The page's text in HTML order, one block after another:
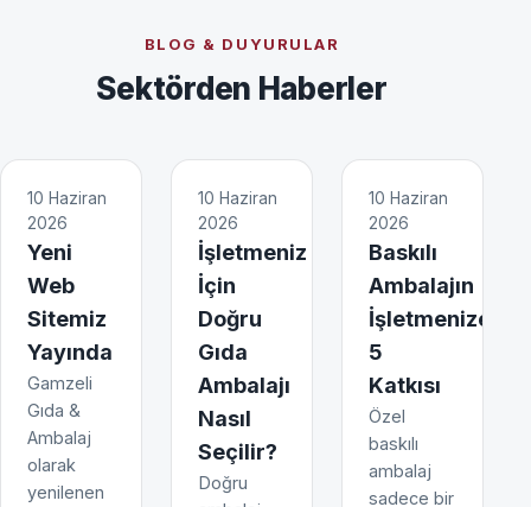
BLOG & DUYURULAR
Sektörden Haberler
10 Haziran
2026
Yeni
Web
Sitemiz
Yayında
Gamzeli
Gıda &
Ambalaj
olarak
yenilenen
10 Haziran
2026
İşletmeniz
İçin
Doğru
Gıda
Ambalajı
Nasıl
Seçilir?
Doğru
10 Haziran
2026
Baskılı
Ambalajın
İşletmenize
5
Katkısı
Özel
baskılı
ambalaj
sadece bir